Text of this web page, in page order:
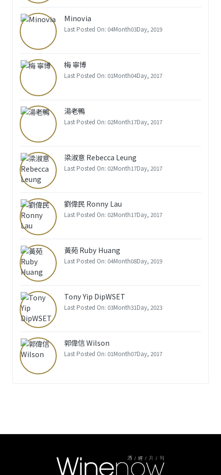
Minovia
Last Posted On: 04Month03Day, 2019
梅 寧博
Last Posted On: 01Month04Day, 2017
湯老鴨
Last Posted On: 02Month17Day, 2017
梁淑意 Rebecca Leung
Last Posted On: 02Month17Day, 2017
劉偉民 Ronny Lau
Last Posted On: 02Month17Day, 2017
黃苑 Ruby Huang
Last Posted On: 04Month08Day, 2019
Tony Yip DipWSET
Last Posted On: 03Month31Day, 2023
郭偉信 Wilson
Last Posted On: 01Month07Day, 2017